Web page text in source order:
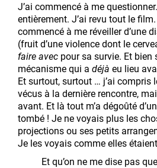
J’ai commencé à me
entièrement. J’ai revu tout le film.
commencé à me réveiller d’une
(fruit d’une violence dont le
faire avec pour sa survie. Et bien
mécanisme qui a déjà eu lieu
Et surtout, surtout … j’ai compris
vécus à la dernière rencontre,
avant. Et là tout m’a dégoûté
tombé ! Je ne voyais plus les
projections ou ses petits
Je les voyais comme elles
Et qu’on ne me dise pas